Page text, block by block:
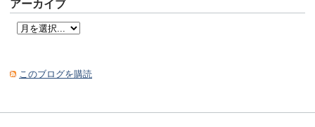
このブログを購読